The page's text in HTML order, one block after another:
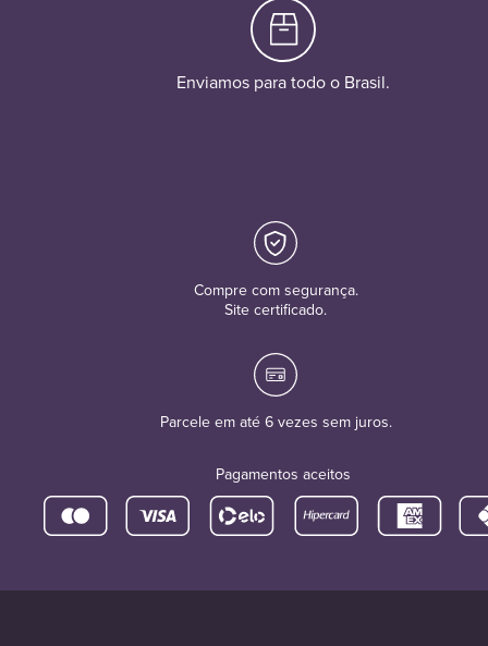
Enviamos para todo o Brasil.
Compre com segurança.
Site certificado.
Parcele em até 6 vezes sem juros.
Pagamentos aceitos